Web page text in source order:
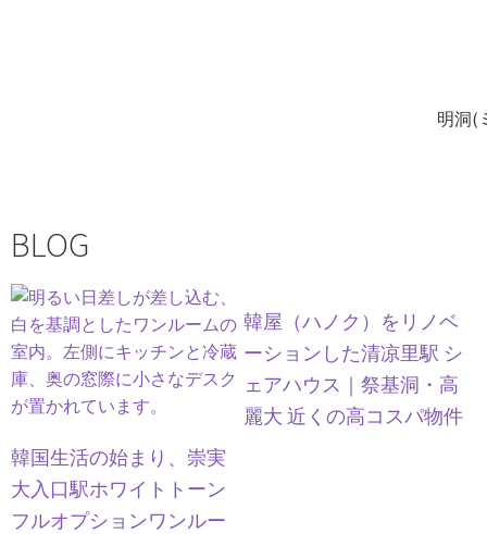
明洞(
BLOG
韓国生活の始まり、崇実
大入口駅ホワイトトーン
フルオプションワンルー
韓屋（ハノク）をリノベ
ーションした清凉里駅 シ
ェアハウス｜祭基洞・高
麗大 近くの高コスパ物件